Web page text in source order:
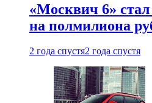
«Москвич 6» стал
на полмилиона
2 года спустя2 года спустя